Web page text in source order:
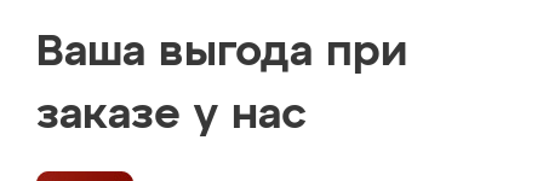
Ваша выгода при
заказе у нас